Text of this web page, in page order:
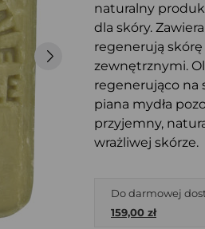
naturalny
dla skóry.
regenerują
zewnętrznymi.
regenerująco na
piana mydła
przyjemny,
wrażliwej skórze.
Do darmowej
159,00 zł